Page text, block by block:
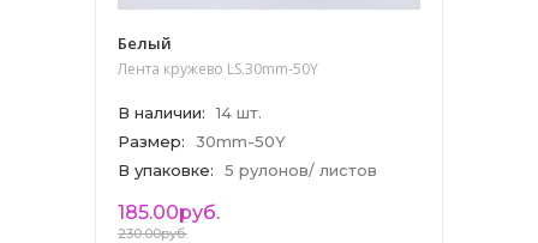
Белый
Лента кружево LS.30mm-50Y
В наличии:
14 шт.
Размер:
30mm-50Y
В упаковке: 5 рулонов/ листов
185.00руб.
230.00руб.